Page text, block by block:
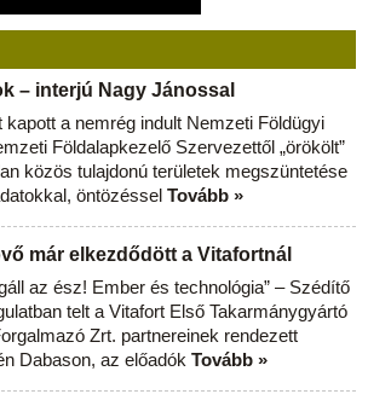
– interjú Nagy Jánossal
kapott a nemrég indult Nemzeti Földügyi
Földalapkezelő Szervezettől „örökölt”
közös tulajdonú területek megszüntetése
öntözéssel Tovább »
már elkezdődött a Vitafortnál
az ész! Ember és technológia” – Szédítő
telt a Vitafort Első Takarmánygyártó
Zrt. partnereinek rendezett
Dabason, az előadók Tovább »